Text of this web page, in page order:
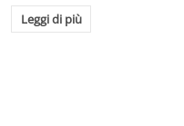
Leggi di più